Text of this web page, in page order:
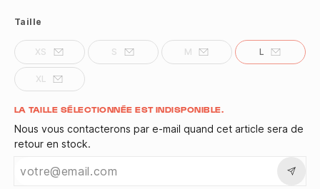
Taille
XS S M L
XL
Quantité
LA TAILLE SÉLECTIONNÉE EST INDISPONIBLE.
Nous vous contacterons par e-mail quand cet article sera de
retour en stock.